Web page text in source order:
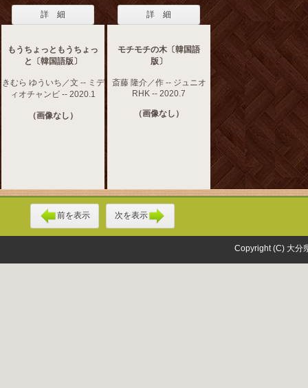
詳 細
もうちょっともうちょっ
と〔韓国語版〕
きむら ゆういち／文 -- ミデ
ィオチャンビ -- 2020.1
（画像なし）
詳 細
モチモチの木〔韓国語
版〕
斎藤 隆介／作 -- ジュニオ
RHK -- 2020.7
（画像なし）
前を表示 次を表示
Copyright (C) 大分